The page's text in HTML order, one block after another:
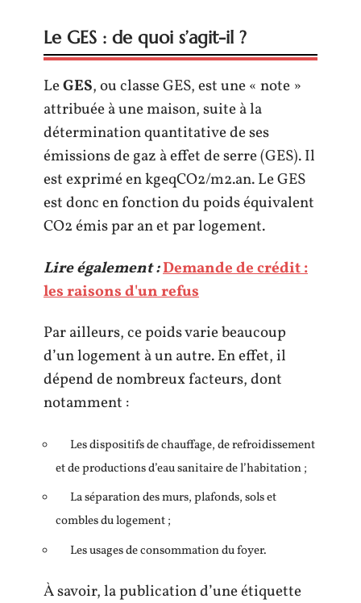
Le GES : de quoi s’agit-il ?
LeGES, ou classe GES, est une « note »
attribuée à une maison, suite à la
détermination quantitative de ses
émissions de gaz à effet de serre (GES). Il
est exprimé en kgeqCO2/m2.an. Le GES
est donc en fonction du poids équivalent
CO2 émis par an et par logement.
Lire également :Demande de crédit :
les raisons d'un refus
Par ailleurs, ce poids varie beaucoup
d’un logement à un autre. En effet, il
dépend de nombreux facteurs, dont
notamment :
Les dispositifs de chauffage, de refroidissement
et de productions d’eau sanitaire de l’habitation ;
La séparation des murs, plafonds, sols et
combles du logement ;
Les usages de consommation du foyer.
À savoir, la publication d’une étiquette